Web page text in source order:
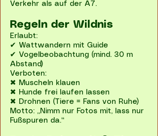
Verkehr als auf der A7.
Regeln der Wildnis
Erlaubt:
✔ Wattwandern mit Guide
✔ Vogelbeobachtung (mind. 30 m
Abstand)
Verboten:
✖ Muscheln klauen
✖ Hunde frei laufen lassen
✖ Drohnen (Tiere = Fans von Ruhe)
Motto: „Nimm nur Fotos mit, lass nur
Fußspuren da.“